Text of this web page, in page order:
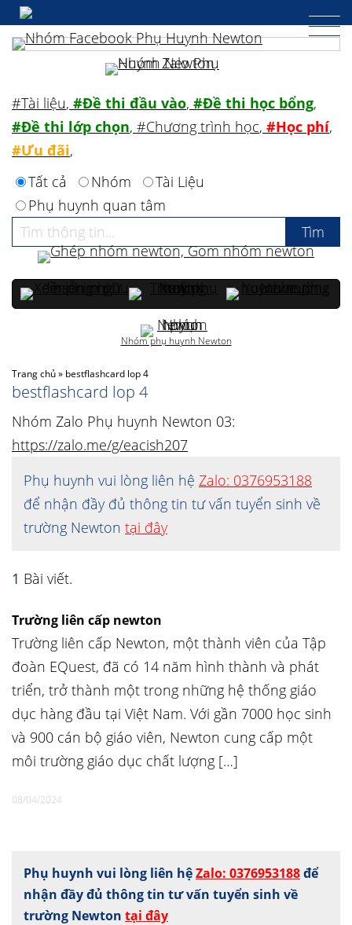
Trang chủ» bestflashcard lop 4
bestflashcard lop 4
Nhóm Zalo Phụ huynh Newton 03:
https://zalo.me/g/eacish207
Phụ huynh vui lòng liên hệ Zalo: 0376953188
để nhận đầy đủ thông tin tư vấn tuyển sinh về
trường Newton tại đây
1 Bài viết.
Trường liên cấp newton
Trường liên cấp Newton, một thành viên của Tập
đoàn EQuest, đã có 14 năm hình thành và phát
triển, trở thành một trong những hệ thống giáo
dục hàng đầu tại Việt Nam. Với gần 7000 học sinh
và 900 cán bộ giáo viên, Newton cung cấp một
môi trường giáo dục chất lượng […]
08/04/2024
Phụ huynh vui lòng liên hệZalo: 0376953188để
nhận đầy đủ thông tin tư vấn tuyển sinh về
trường Newton tại đây
#Tài liệu, #Đề thi đầu vào, #Đề thi học bổng,
#Đề thi lớp chọn, #Chương trình học, #Học phí,
#Ưu đãi,
Tất cả
Nhóm
Tài Liệu
Phụ huynh quan tâm
Nhóm phụ huynh Newton